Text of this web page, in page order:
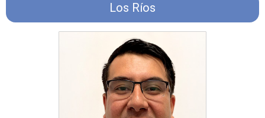
Los Ríos